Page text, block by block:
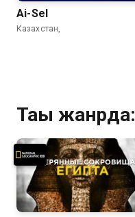
Ai-Sel
Казахстан,
Тағы жанрда: